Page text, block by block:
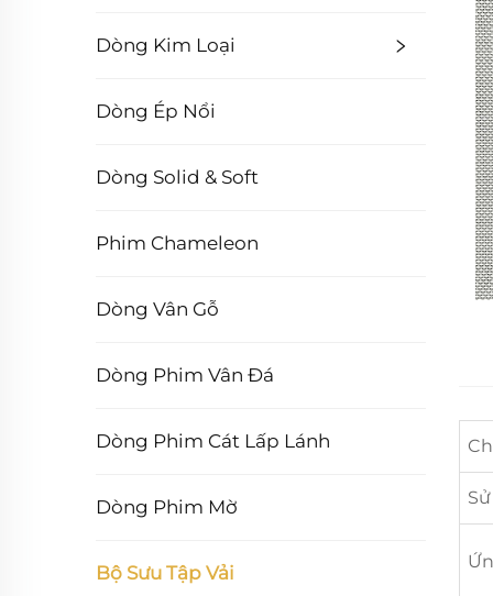
Dòng Kim Loại
Dòng Ép Nổi
Dòng Solid & Soft
Phim Chameleon
Dòng Vân Gỗ
Dòng Phim Vân Đá
Dòng Phim Cát Lấp Lánh
Dòng Phim Mờ
Bộ Sưu Tập Vải